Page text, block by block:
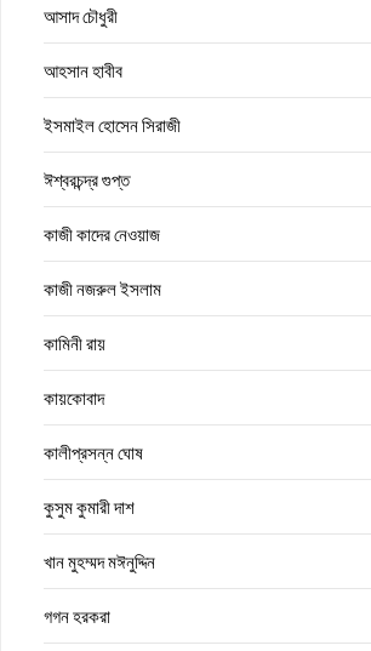
আসাদ চৌধুরী
আহসান হাবীব
ইসমাইল হোসেন সিরাজী
ঈশ্বরচন্দ্র গুপ্ত
কাজী কাদের নেওয়াজ
কাজী নজরুল ইসলাম
কামিনী রায়
কায়কোবাদ
কালীপ্রসন্ন ঘোষ
কুসুম কুমারী দাশ
খান মুহম্মদ মঈনুদ্দিন
গগন হরকরা